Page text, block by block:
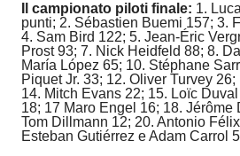
Il campionato piloti finale: 1.
punti; 2. Sébastien Buemi 157; 3.
4. Sam Bird 122; 5. Jean-Éric
Prost 93; 7. Nick Heidfeld 88; 8.
María López 65; 10. Stéphane
Piquet Jr. 33; 12. Oliver Turvey
14. Mitch Evans 22; 15. Loïc
18; 17 Maro Engel 16; 18. Jérôme
Tom Dillmann 12; 20. Antonio
Esteban Gutiérrez e Adam Carrol